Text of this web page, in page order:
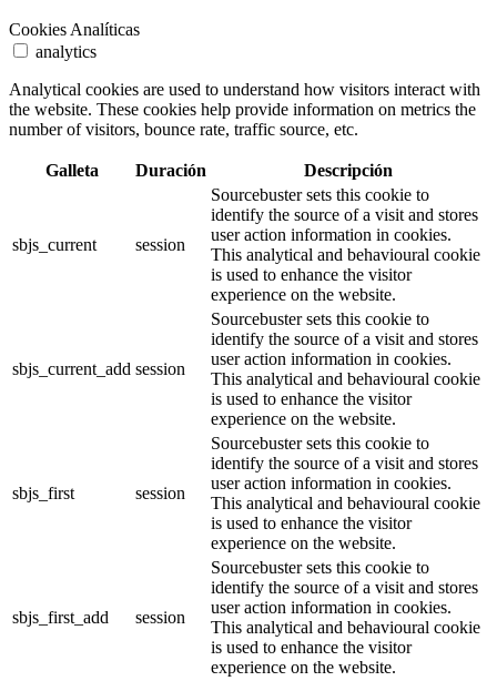
Cookies Analíticas
analytics
Analytical cookies are used to understand how visitors interact with
the website. These cookies help provide information on metrics the
number of visitors, bounce rate, traffic source, etc.
Galleta Duración Descripción
sbjs_current session
Sourcebuster sets this cookie to
identify the source of a visit and stores
user action information in cookies.
This analytical and behavioural cookie
is used to enhance the visitor
experience on the website.
sbjs_current_add session
Sourcebuster sets this cookie to
identify the source of a visit and stores
user action information in cookies.
This analytical and behavioural cookie
is used to enhance the visitor
experience on the website.
sbjs_first session
Sourcebuster sets this cookie to
identify the source of a visit and stores
user action information in cookies.
This analytical and behavioural cookie
is used to enhance the visitor
experience on the website.
sbjs_first_add session
Sourcebuster sets this cookie to
identify the source of a visit and stores
user action information in cookies.
This analytical and behavioural cookie
is used to enhance the visitor
experience on the website.